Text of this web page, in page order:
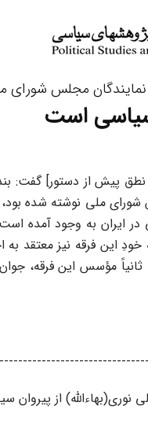
مجلس شورای ملی
است
نطق پیش از دستور] گفت:
شورای ملی نوشته شده
ایران به وجود آمده
خودِ این فرقه نیز
ثانیاً مؤسس این فرقه،
نوری(بهاء‌الله) از